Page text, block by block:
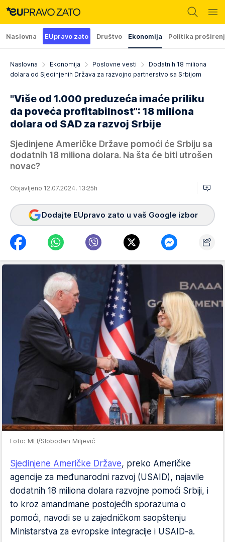
Naslovna EUpravo zato Društvo Ekonomija Politika
Naslovna Ekonomija Poslovne vesti
Dodatnih 18 miliona
dolara od Sjedinjenih Država za razvojno partnerstvo sa Srbijom
"Više od 1.000 preduzeća imaće priliku
da poveća profitabilnost": 18 miliona
dolara od SAD za razvoj Srbije
Sjedinjene Američke Države pomoći će Srbiju sa
dodatnih 18 miliona dolara. Na šta će biti utrošen
novac?
Objavljeno 12.07.2024. 13:25h
Dodajte EUpravo zato u vaš Google izbor
Foto: MEI/Slobodan Miljević
Sjedinjene Američke Države, preko Američke
agencije za međunarodni razvoj (USAID), najavile
dodatnih 18 miliona dolara razvojne pomoći Srbiji, i
to kroz amandmane postojećih sporazuma o
pomoći, navodi se u zajedničkom saopštenju
Ministarstva za evropske integracije i USAID-a.